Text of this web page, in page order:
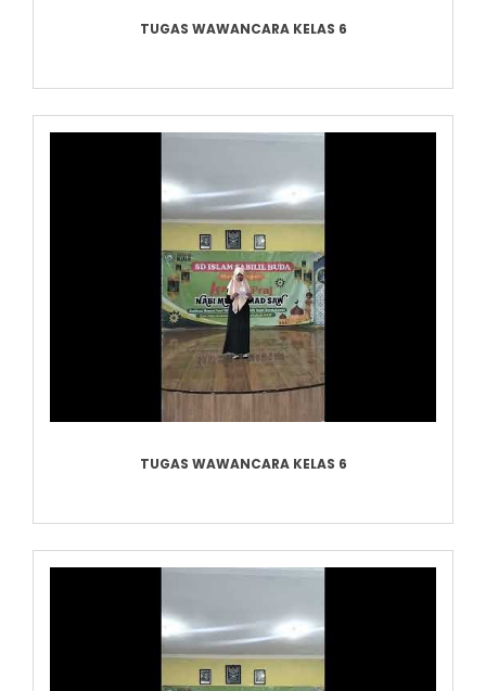
TUGAS WAWANCARA KELAS 6
TUGAS WAWANCARA KELAS 6